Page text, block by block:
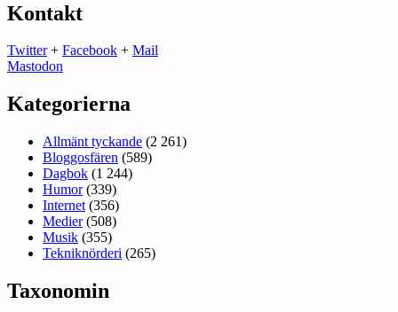
Kontakt
Twitter+ Facebook + Mail
Mastodon
Kategorierna
Allmänt tyckande (2 261)
Bloggosfären (589)
Dagbok (1 244)
Humor(339)
Internet (356)
Medier(508)
Musik (355)
Tekniknörderi (265)
Taxonomin